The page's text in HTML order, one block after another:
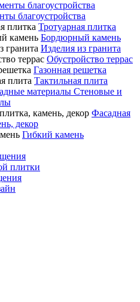
благоустройства
Тротуарная плитка
Бордюрный камень
Изделия из гранита
Обустройство террас
Газонная решетка
Тактильная плита
Стеновые и
Фасадная
декор
Гибкий камень
плитки